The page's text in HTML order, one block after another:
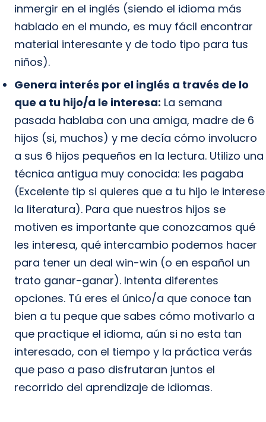
inmergir en el inglés (siendo el idioma más
hablado en el mundo, es muy fácil encontrar
material interesante y de todo tipo para tus
niños).
Genera interés por el inglés a través de lo
que a tu hijo/a le interesa: La semana
pasada hablaba con una amiga, madre de 6
hijos (si, muchos) y me decía cómo involucro
a sus 6 hijos pequeños en la lectura. Utilizo una
técnica antigua muy conocida: les pagaba
(Excelente tip si quieres que a tu hijo le interese
la literatura). Para que nuestros hijos se
motiven es importante que conozcamos qué
les interesa, qué intercambio podemos hacer
para tener un deal win-win (o en español un
trato ganar-ganar). Intenta diferentes
opciones. Tú eres el único/a que conoce tan
bien a tu peque que sabes cómo motivarlo a
que practique el idioma, aún si no esta tan
interesado, con el tiempo y la práctica verás
que paso a paso disfrutaran juntos el
recorrido del aprendizaje de idiomas.